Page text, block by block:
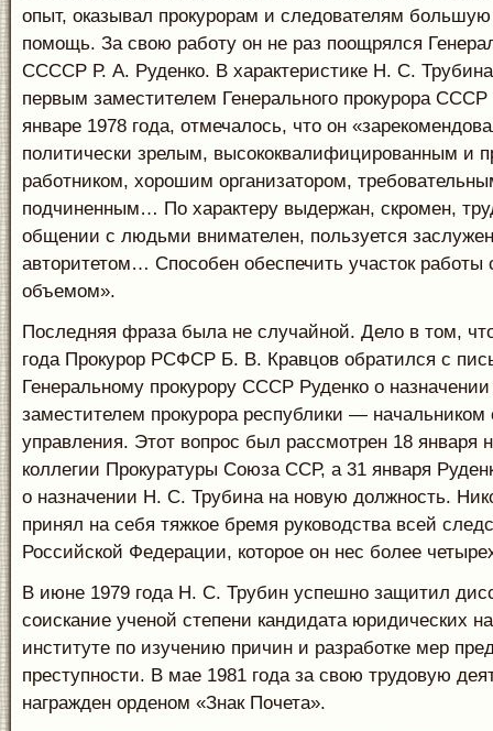
опыт, оказывал прокурорам и следователям большую
помощь. За свою работу он не раз поощрялся
ССССР Р. А. Руденко. В характеристике Н. С.
первым заместителем Генерального прокурора
январе 1978 года, отмечалось, что он
политически зрелым, высококвалифицированным и
работником, хорошим организатором,
подчиненным… По характеру выдержан, скромен,
общении с людьми внимателен, пользуется
авторитетом… Способен обеспечить участок
объемом».
Последняя фраза была не случайной. Дело в том,
года Прокурор РСФСР Б. В. Кравцов обратился с
Генеральному прокурору СССР Руденко о
заместителем прокурора республики — начальником
управления. Этот вопрос был рассмотрен 18 января
коллегии Прокуратуры Союза ССР, а 31 января
о назначении Н. С. Трубина на новую должность.
принял на себя тяжкое бремя руководства всей
Российской Федерации, которое он нес более
В июне 1979 года Н. С. Трубин успешно защитил
соискание ученой степени кандидата юридических
институте по изучению причин и разработке мер
преступности. В мае 1981 года за свою трудовую
награжден орденом «Знак Почета».